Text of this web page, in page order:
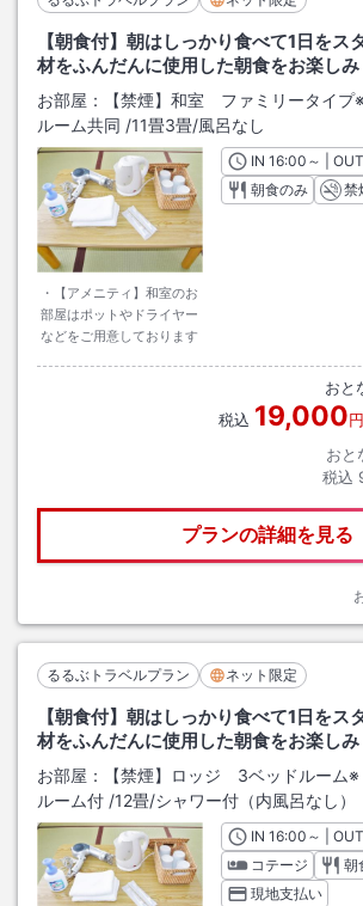
【朝食付】朝はしっかり食べて1日をス
材をふんだんに使用した朝食をお楽し
お部屋：
【禁煙】和室 ファミリータイプ
ルーム共同 /11畳3畳/風呂なし
・【アメニティ】和室のお
部屋はポットやドライヤー
などをご用意しております
INチェックイン
16:00 ～ | OUT
朝食のみ
禁
おと
税込 19,000円
おと
税込
プランの詳細を見る
るるぶトラベルプラン ネット限定
【朝食付】朝はしっかり食べて1日をス
材をふんだんに使用した朝食をお楽し
お部屋：
【禁煙】ロッジ 3ベッドルーム
ルーム付 /12畳/シャワー付（内風呂なし）
INチェックイン
16:00 ～ | OUT
コテージ
朝
現地支払い